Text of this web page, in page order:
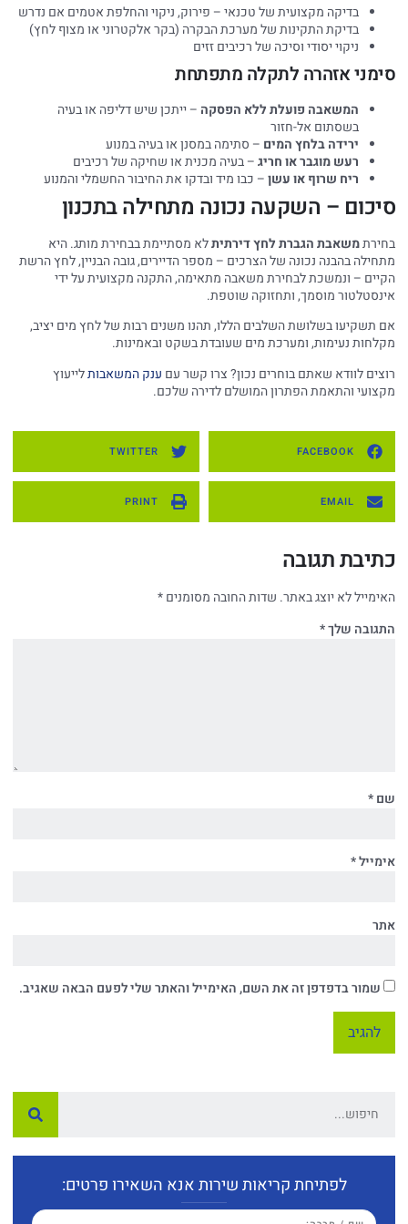
בדיקה מקצועית של טכנאי – פירוק, ניקוי והחלפת אטמים אם נדרש
בדיקת התקינות של מערכת הבקרה (בקר אלקטרוני או מצוף לחץ)
ניקוי יסודי וסיכה של רכיבים זזים
אזהרה לתקלה מתפתחת
המשאבה פועלת ללא הפסקה– ייתכן שיש דליפה או בעיה
בשסתום אל-חזור
ירידה בלחץ המים– סתימה במסנן או בעיה במנוע
רעש מוגבר או חריג– בעיה מכנית או שחיקה של רכיבים
ריח שרוף או עשן– כבו מיד ובדקו את החיבור החשמלי והמנוע
– השקעה נכונה מתחילה בתכנון
משאבת הגברת לחץ דירתיתלא מסתיימת בבחירת מותג. היא
בהבנה נכונה של הצרכים – מספר הדיירים, גובה הבניין, לחץ הרשת
– ונמשכת לבחירת משאבה מתאימה, התקנה מקצועית על ידי
מוסמך, ותחזוקה שוטפת.
תשקיעו בשלושת השלבים הללו, תהנו משנים רבות של לחץ מים יציב,
נעימות, ומערכת מים שעובדת בשקט ובאמינות.
לוודא שאתם בוחרים נכון? צרו קשר עםענק המשאבותלייעוץ
והתאמת הפתרון המושלם לדירה שלכם.
FACEBOOK
TWITTER
EMAIL
PRINT
תגובה
לא יוצג באתר. שדות החובה מסומנים*
שלך*
*
*
שמור בדפדפן זה את השם, האימייל והאתר שלי לפעם הבאה שאגיב.
לפתיחת קריאות שירות אנא השאירו פרטים: